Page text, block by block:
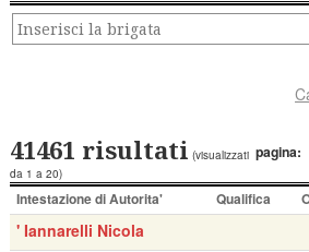
pagina:
41461 risultati (visualizzati
da 1 a 20)
Intestazione di Autorita' Qualifica
' Iannarelli Nicola